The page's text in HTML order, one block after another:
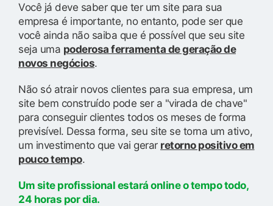
Você já deve saber que ter um site para sua
empresa é importante, no entanto, pode ser que
você ainda não saiba que é possível que seu site
seja uma poderosa ferramenta de geração de
novos negócios.
Não só atrair novos clientes para sua empresa, um
site bem construído pode ser a "virada de chave"
para conseguir clientes todos os meses de forma
previsível. Dessa forma, seu site se torna um ativo,
um investimento que vai gerar retorno positivo em
pouco tempo.
Um site profissional estará online o tempo todo,
24 horas por dia.